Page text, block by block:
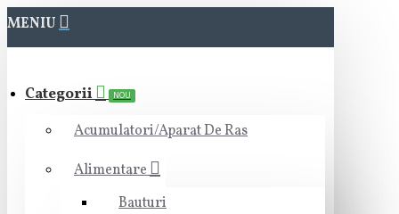
MENIU
Categorii NOU
Acumulatori/Aparat De Ras
Alimentare
Bauturi